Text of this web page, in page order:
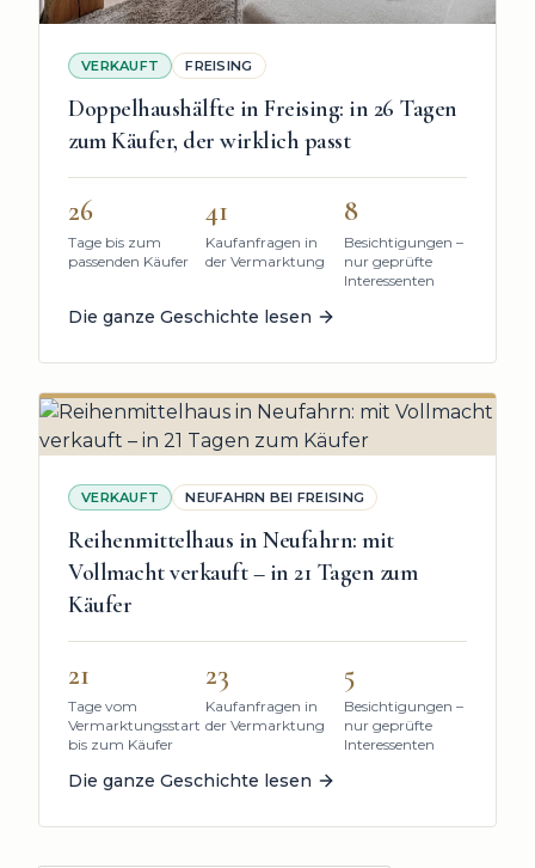
VERKAUFT FREISING
Doppelhaushälfte in Freising: in 26 Tagen
zum Käufer, der wirklich passt
26
Tage bis zum
passenden Käufer
41
Kaufanfragen in
der Vermarktung
8
Besichtigungen –
nur geprüfte
Interessenten
Die ganze Geschichte lesen
VERKAUFT NEUFAHRN BEI FREISING
Reihenmittelhaus in Neufahrn: mit
Vollmacht verkauft – in 21 Tagen zum
Käufer
21
Tage vom
Vermarktungsstart
bis zum Käufer
23
Kaufanfragen in
der Vermarktung
5
Besichtigungen –
nur geprüfte
Interessenten
Die ganze Geschichte lesen